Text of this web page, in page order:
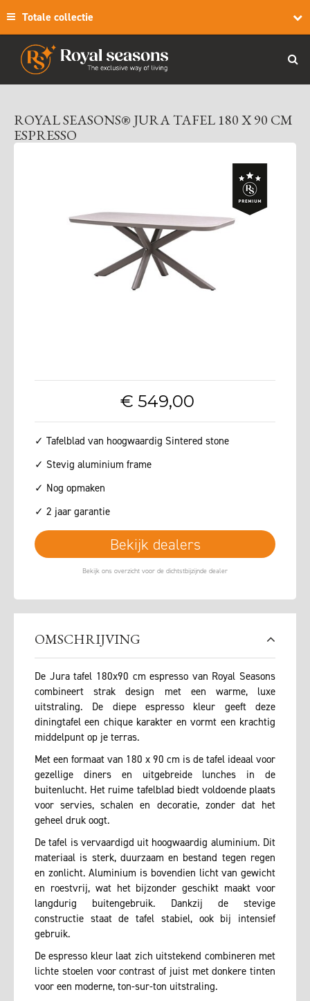
Totale collectie
ROYAL SEASONS® JURA TAFEL 180 X 90 CM
ESPRESSO
€ 549,00
✓ Tafelblad van hoogwaardig Sintered stone
✓ Stevig aluminium frame
✓ Nog opmaken
✓ 2 jaar garantie
Bekijk dealers
OMSCHRIJVING
De Jura tafel 180x90 cm espresso van Royal Seasons
combineert strak design met een warme, luxe
uitstraling. De diepe espresso kleur geeft deze
diningtafel een chique karakter en vormt een krachtig
middelpunt op je terras.
Met een formaat van 180 x 90 cm is de tafel ideaal voor
gezellige diners en uitgebreide lunches in de
buitenlucht. Het ruime tafelblad biedt voldoende plaats
voor servies, schalen en decoratie, zonder dat het
geheel druk oogt.
De tafel is vervaardigd uit hoogwaardig aluminium. Dit
materiaal is sterk, duurzaam en bestand tegen regen
en zonlicht. Aluminium is bovendien licht van gewicht
en roestvrij, wat het bijzonder geschikt maakt voor
langdurig buitengebruik. Dankzij de stevige
constructie staat de tafel stabiel, ook bij intensief
gebruik.
De espresso kleur laat zich uitstekend combineren met
lichte stoelen voor contrast of juist met donkere tinten
voor een moderne, ton-sur-ton uitstraling.